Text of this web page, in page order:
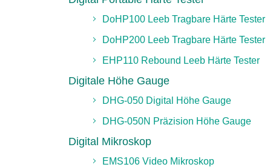
DoHP100 Leeb Tragbare Härte Tester
DoHP200 Leeb Tragbare Härte Tester
EHP110 Rebound Leeb Härte Tester
Digitale Höhe Gauge
DHG-050 Digital Höhe Gauge
DHG-050N Präzision Höhe Gauge
Digital Mikroskop
EMS106 Video Mikroskop